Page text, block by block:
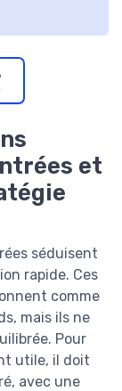
et
séduisent
rapide. Ces
comme
mais ils ne
Pour
utile, il doit
avec une